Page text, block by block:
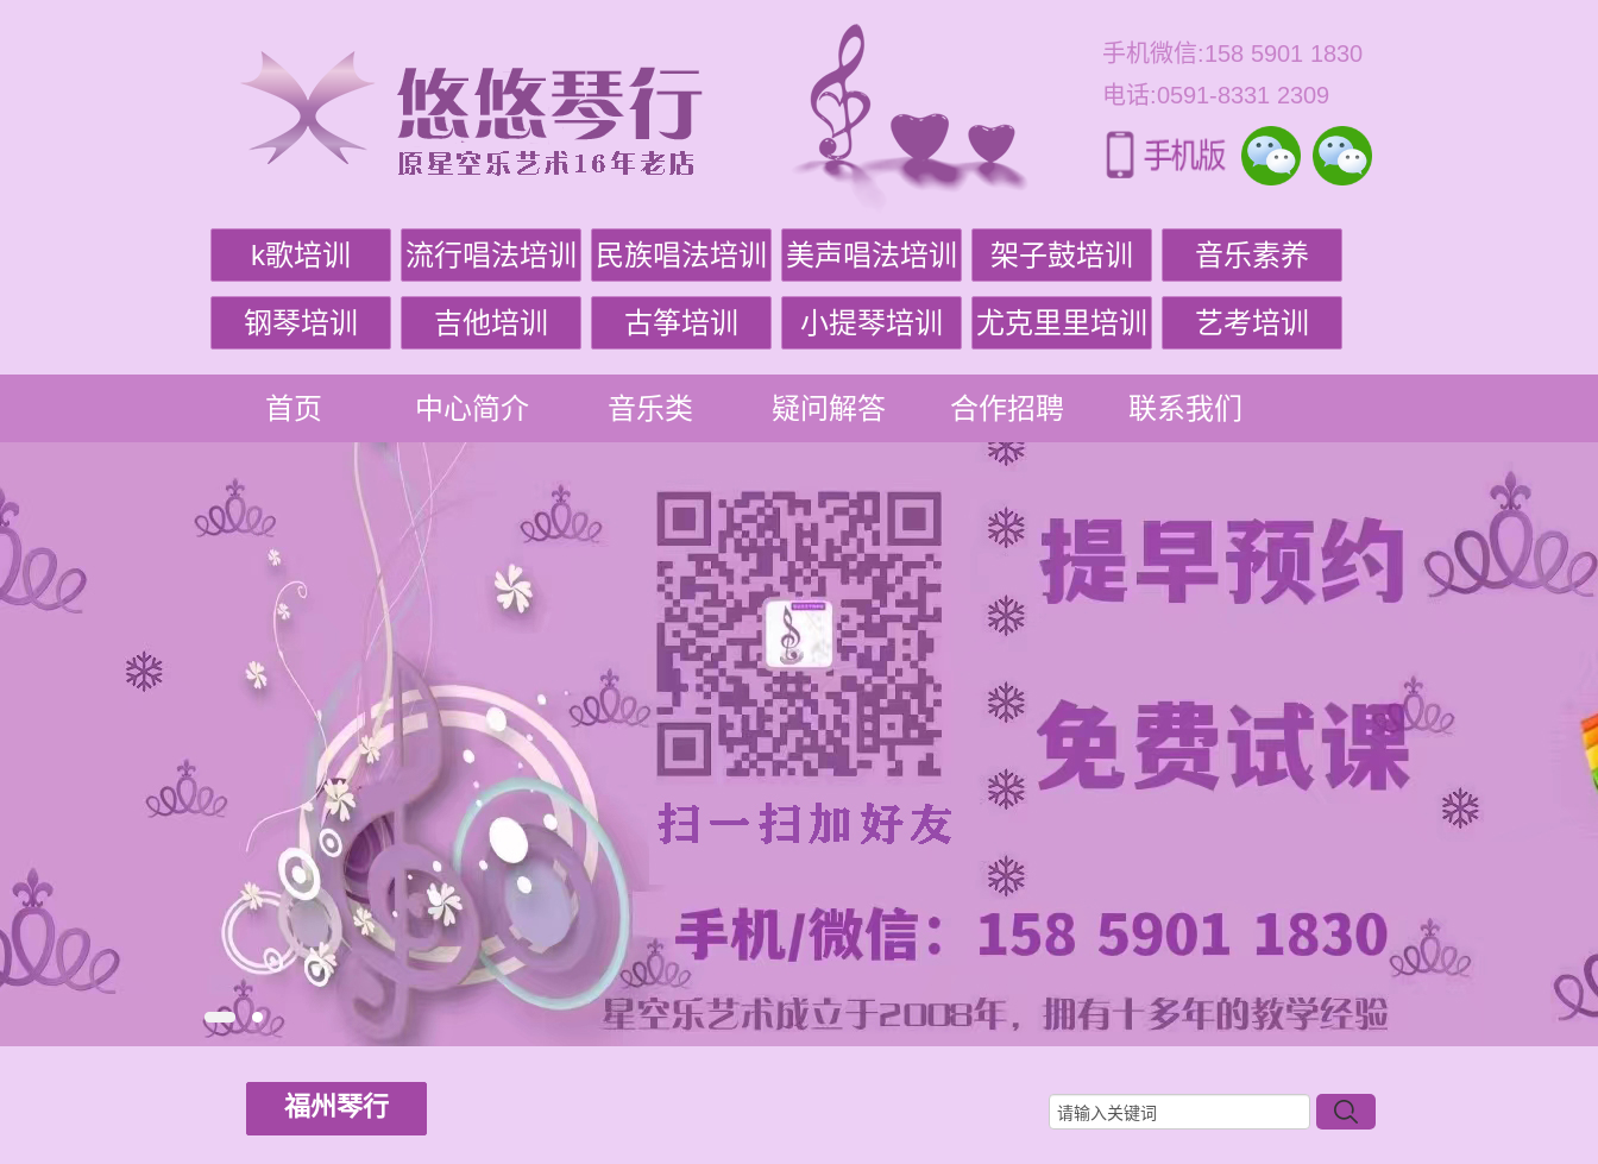
手机微信:158 5901 1830
电话:0591-8331 2309
k歌培训 流行唱法培训 民族唱法培训 美声唱法培训 架子鼓培训 音乐素养
钢琴培训 吉他培训 古筝培训 小提琴培训 尤克里里培训 艺考培训
首页 中心简介 音乐类 疑问解答 合作招聘 联系我们
福州琴行